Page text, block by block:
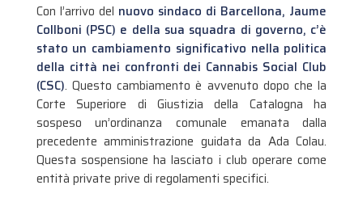
Con l’arrivo del nuovo sindaco di Barcellona, Jaume
Collboni (PSC) e della sua squadra di governo, c’è
stato un cambiamento significativo nella politica
della città nei confronti dei Cannabis Social Club
(CSC). Questo cambiamento è avvenuto dopo che la
Corte Superiore di Giustizia della Catalogna ha
sospeso un’ordinanza comunale emanata dalla
precedente amministrazione guidata da Ada Colau.
Questa sospensione ha lasciato i club operare come
entità private prive di regolamenti specifici.